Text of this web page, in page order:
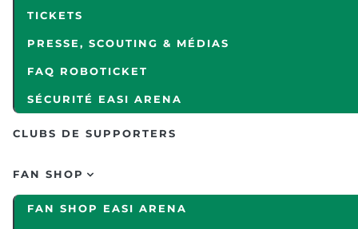
TICKETS
PRESSE, SCOUTING & MÉDIAS
FAQ ROBOTICKET
SÉCURITÉ EASI ARENA
CLUBS DE SUPPORTERS
FAN SHOP
FAN SHOP EASI ARENA